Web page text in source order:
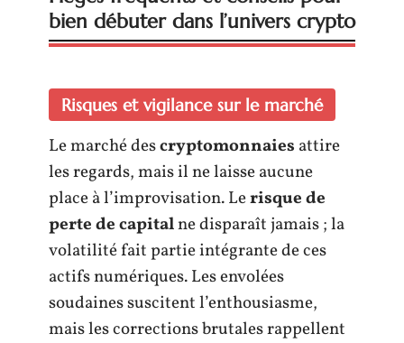
bien débuter dans l’univers crypto
Risques et vigilance sur le marché
Le marché descryptomonnaies attire
les regards, mais il ne laisse aucune
place à l’improvisation. Lerisque de
perte de capitalne disparaît jamais ; la
volatilité fait partie intégrante de ces
actifs numériques. Les envolées
soudaines suscitent l’enthousiasme,
mais les corrections brutales rappellent